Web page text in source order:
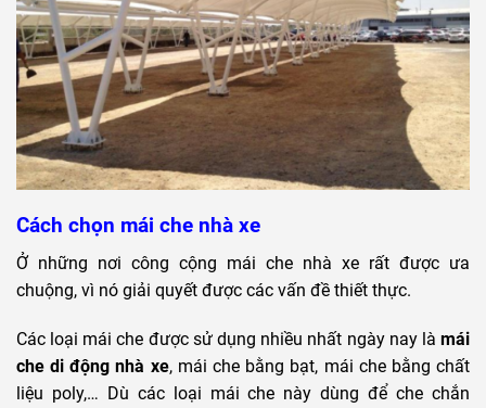
Cách chọn mái che nhà xe
Ở những nơi công cộng mái che nhà xe rất được ưa
chuộng, vì nó giải quyết được các vấn đề thiết thực.
Các loại mái che được sử dụng nhiều nhất ngày nay là mái
che di động nhà xe, mái che bằng bạt, mái che bằng chất
liệu poly,… Dù các loại mái che này dùng để che chắn